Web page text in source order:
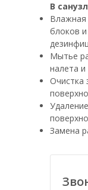
В
Влажная
блоков
Мытье
налета и
Очистка
Замена